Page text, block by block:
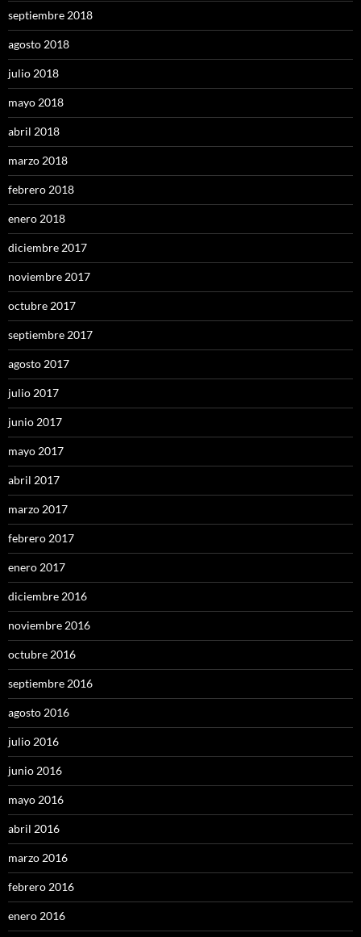
septiembre 2018
agosto 2018
julio 2018
mayo 2018
abril 2018
marzo 2018
febrero 2018
enero 2018
diciembre 2017
noviembre 2017
octubre 2017
septiembre 2017
agosto 2017
julio 2017
junio 2017
mayo 2017
abril 2017
marzo 2017
febrero 2017
enero 2017
diciembre 2016
noviembre 2016
octubre 2016
septiembre 2016
agosto 2016
julio 2016
junio 2016
mayo 2016
abril 2016
marzo 2016
febrero 2016
enero 2016